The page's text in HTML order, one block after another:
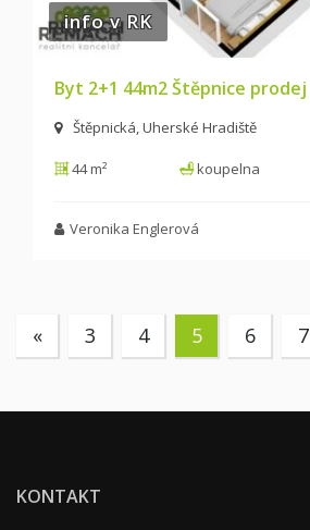
info v RK
Byt 2+1 44m2 Štěpnice prodej
Štěpnická, Uherské Hradiště
44 m² koupelna
Veronika Englerová
« 3 4 5 6 7
KONTAKT